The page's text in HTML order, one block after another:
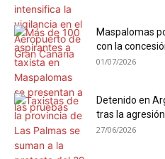
Maspalomas
con la
01/07/2026
Detenido en
tras la agresión
27/06/2026